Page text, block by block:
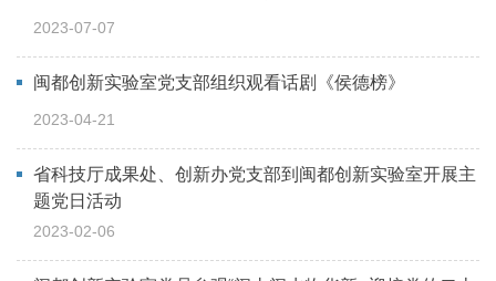
2023-07-07
闽都创新实验室党支部组织观看话剧《侯德榜》
2023-04-21
省科技厅成果处、创新办党支部到闽都创新实验室开展主
题党日活动
2023-02-06